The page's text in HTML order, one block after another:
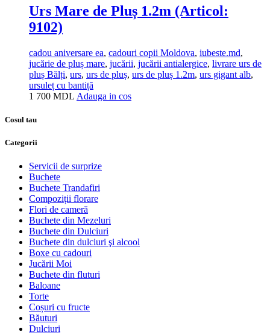
Urs Mare de Pluș 1.2m (Articol:
9102)
cadou aniversare ea, cadouri copii Moldova, iubeste.md,
jucărie de pluș mare, jucării, jucării antialergice, livrare urs de
pluș Bălți, urs, urs de pluș, urs de pluș 1.2m, urs gigant alb,
ursuleț cu bantiță
1 700 MDL Adauga in cos
Cosul tau
Categorii
Servicii de surprize
Buchete
Buchete Trandafiri
Compoziții florare
Flori de cameră
Buchete din Mezeluri
Buchete din Dulciuri
Buchete din dulciuri şi alcool
Boxe cu cadouri
Jucării Moi
Buchete din fluturi
Baloane
Torte
Coșuri cu fructe
Băuturi
Dulciuri